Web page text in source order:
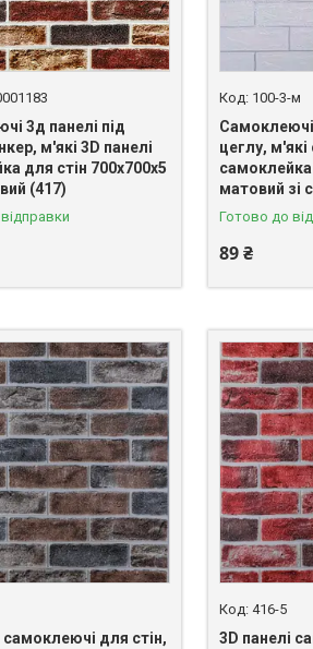
3д панелі під
м'які 3D панелі
для стін 700х700х5
(417)
100-3-м
Самоклеючі
цеглу, м'які
матовий зі
Готово до
89 ₴
самоклеючі для стін,
416-5
3D панелі